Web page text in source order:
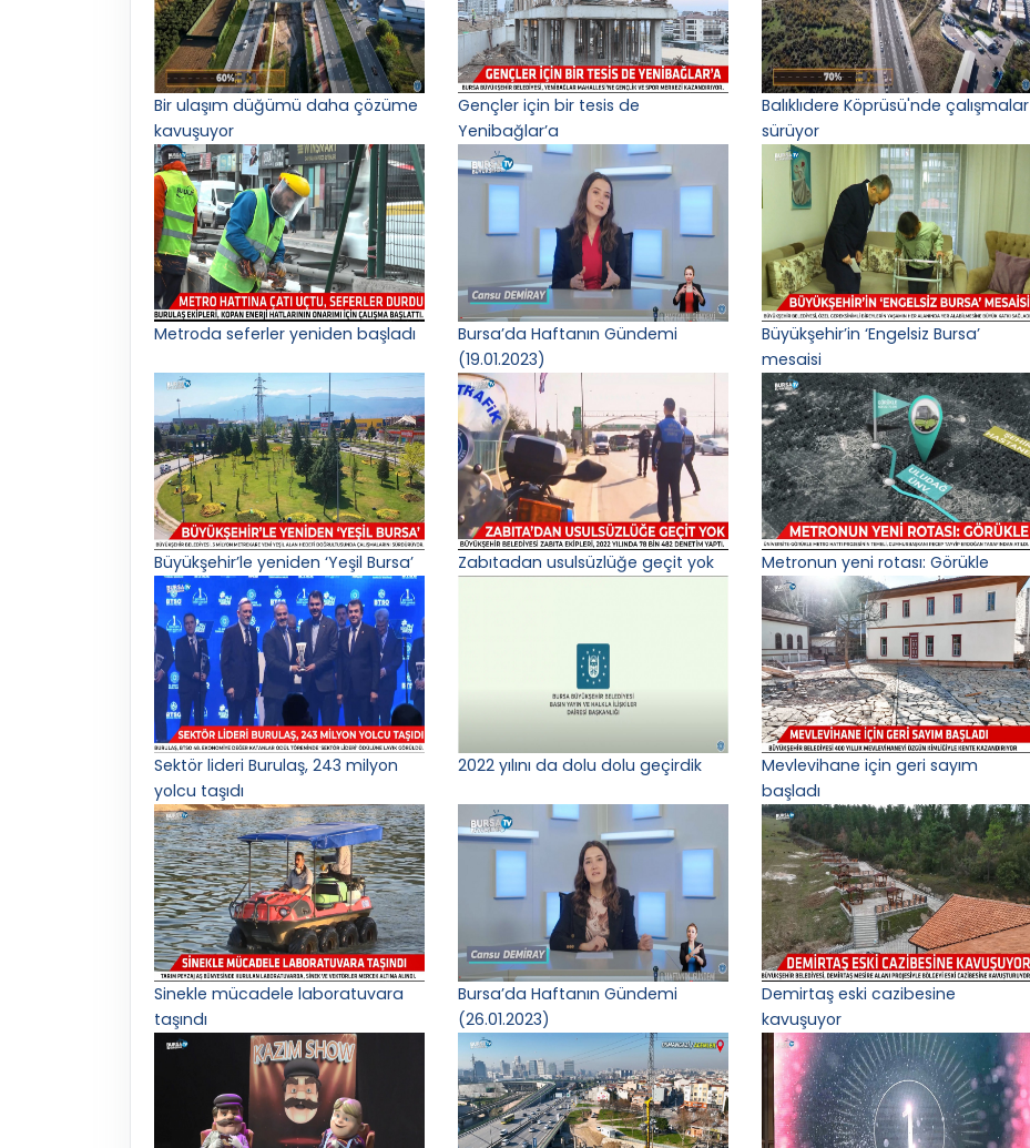
Bir ulaşım düğümü daha çözüme
kavuşuyor
Gençler için bir tesis de
Yenibağlar’a
Balıklıdere Köprüsü'nde çalışmalar
sürüyor
Metroda seferler yeniden başladı
Bursa’da Haftanın Gündemi
(19.01.2023)
Büyükşehir’in ‘Engelsiz Bursa’
mesaisi
Büyükşehir’le yeniden ‘Yeşil Bursa’ Zabıtadan usulsüzlüğe geçit yok Metronun yeni rotası: Görükle
Sektör lideri Burulaş, 243 milyon
yolcu taşıdı
2022 yılını da dolu dolu geçirdik
Mevlevihane için geri sayım
başladı
Sinekle mücadele laboratuvara
taşındı
Bursa’da Haftanın Gündemi
(26.01.2023)
Demirtaş eski cazibesine
kavuşuyor